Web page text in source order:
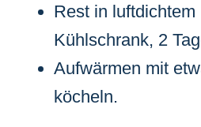
Rest in luftdichtem
Kühlschrank, 2
Aufwärmen mit
köcheln.